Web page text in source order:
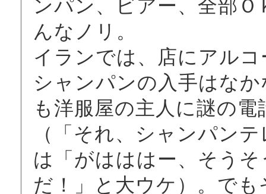
ンパン、ビアー、全部
んなノリ。
イランでは、店にアル
シャンパンの入手はな
も洋服屋の主人に謎の
（「それ、シャンパン
は「がはははー、そう
だ！」と大ウケ）。で